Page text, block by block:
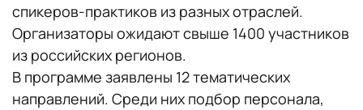
спикеров-практиков из разных отраслей.
Организаторы ожидают свыше 1400 участников
из российских регионов.
В программе заявлены 12 тематических
направлений. Среди них подбор персонала,